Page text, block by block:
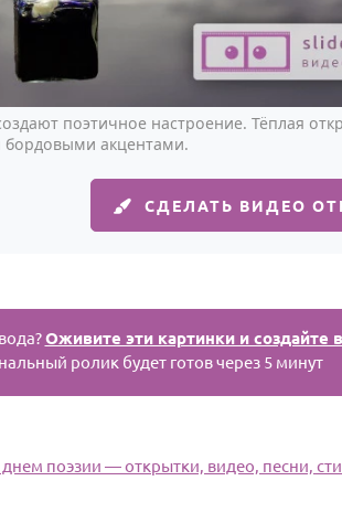
поэтичное настроение. Тёплая
акцентами.
СДЕЛАТЬ ВИДЕО
Оживите эти картинки и создайте
ролик будет готов через 5 минут
поэзии — открытки, видео, песни,